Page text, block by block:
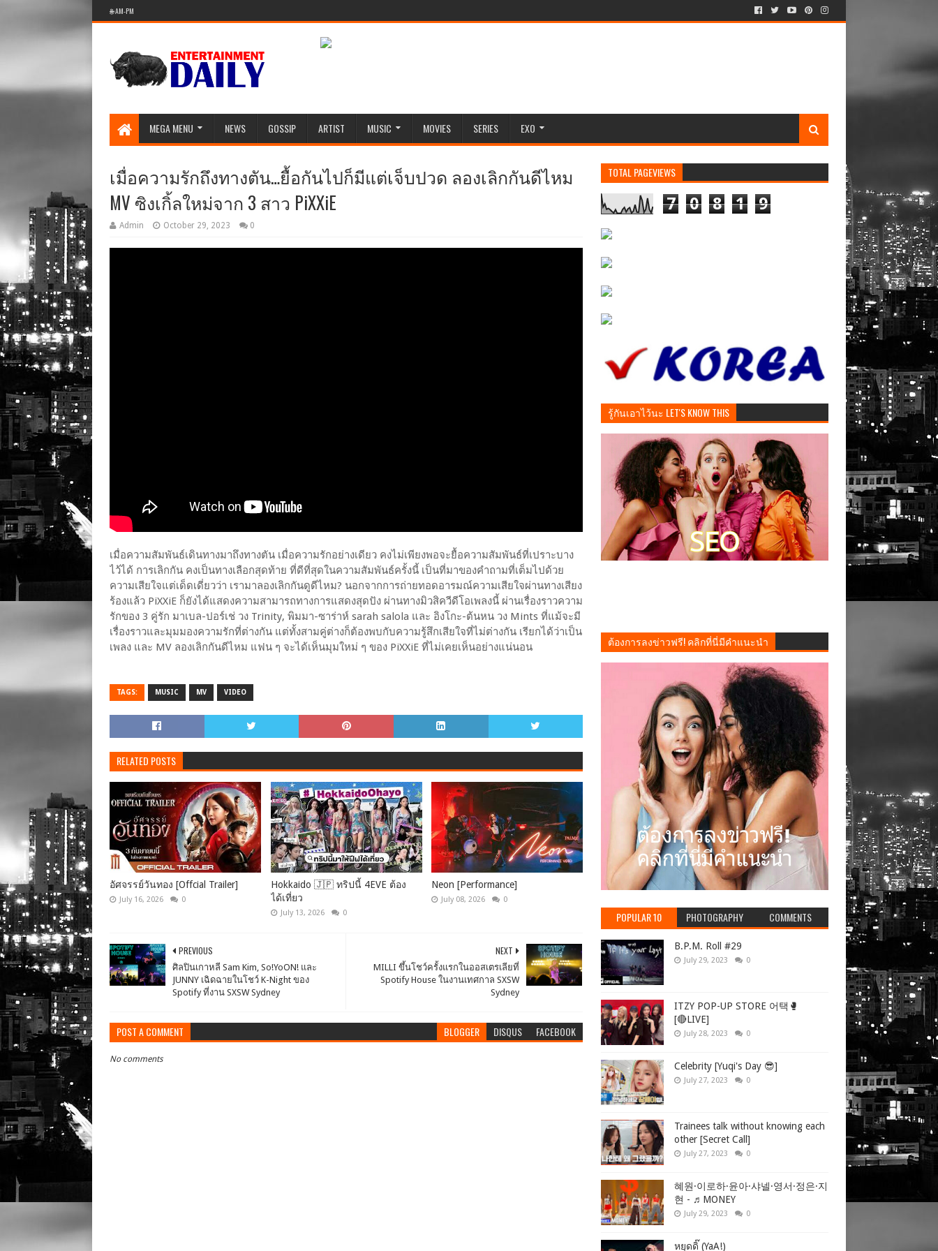
🌐 AM-PM
MEGA MENU NEWS GOSSIP ARTIST MUSIC MOVIES SERIES EXO
เมื่อความรักถึงทางตัน…ยื้อกันไปก็มีแต่เจ็บปวด ลองเลิกกันดีไหม
MV ซิงเกิ้ลใหม่จาก 3 สาว PiXXiE
Admin October 29, 2023 0
เมื่อความสัมพันธ์เดินทางมาถึงทางตัน เมื่อความรักอย่างเดียว คงไม่เพียงพอจะยื้อความสัมพันธ์ที่เปราะบาง
ไว้ได้ การเลิกกัน คงเป็นทางเลือกสุดท้าย ที่ดีที่สุดในความสัมพันธ์ครั้งนี้ เป็นที่มาของคำถามที่เต็มไปด้วย
ความเสียใจแต่เด็ดเดี่ยวว่า เรามาลองเลิกกันดูดีไหม? นอกจากการถ่ายทอดอารมณ์ความเสียใจผ่านทางเสียง
ร้องแล้ว PiXXiE ก็ยังได้แสดงความสามารถทางการแสดงสุดปัง ผ่านทางมิวสิควีดีโอเพลงนี้ ผ่านเรื่องราวความ
รักของ 3 คู่รัก มาเบล-ปอร์เช่ วง Trinity, พิมมา-ซาร่าห์ sarah salola และ อิงโกะ-ต้นหน วง Mints ที่แม้จะมี
เรื่องราวและมุมมองความรักที่ต่างกัน แต่ทั้งสามคู่ต่างก็ต้องพบกับความรู้สึกเสียใจที่ไม่ต่างกัน เรียกได้ว่าเป็น
เพลง และ MV ลองเลิกกันดีไหม แฟน ๆ จะได้เห็นมุมใหม่ ๆ ของ PiXXiE ที่ไม่เคยเห็นอย่างแน่นอน
TAGS: MUSIC MV VIDEO
RELATED POSTS
อัศจรรย์วันทอง [Offcial Trailer]
July 16, 2026 0
Hokkaido 🇯🇵 ทริปนี้ 4EVE ต้อง
ได้เที่ยว
July 13, 2026 0
Neon [Performance]
July 08, 2026 0
NEXT
MILLI ขึ้นโชว์ครั้งแรกในออสเตรเลียที่
Spotify House ในงานเทศกาล SXSW
Sydney
PREVIOUS
ศิลปินเกาหลี Sam Kim, So!YoON! และ
JUNNY เฉิดฉายในโชว์ K-Night ของ
Spotify ที่งาน SXSW Sydney
POST A COMMENT BLOGGER DISQUS FACEBOOK
No comments
TOTAL PAGEVIEWS
7 0 8 1 9
รู้กันเอาไว้นะ LET'S KNOW THIS
ต้องการลงข่าวฟรี! คลิกที่นี่มีคำแนะนำ
POPULAR 10 PHOTOGRAPHY COMMENTS
B.P.M. Roll #29
July 29, 2023 0
ITZY POP-UP STORE 어택🥊
[🔴LIVE]
July 28, 2023 0
Celebrity [Yuqi's Day 😎]
July 27, 2023 0
Trainees talk without knowing each
other [Secret Call]
July 27, 2023 0
혜원·이로하·윤아·샤넬·영서·정은·지
현 - ♬MONEY
July 29, 2023 0
หยุดดิ๊ (YaA!)